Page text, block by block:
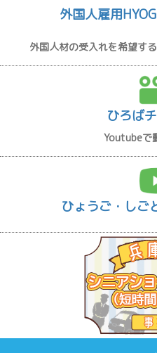
外国人雇用
外国人材の受入れを希望す
ひろば
Youtubeで
ひょうご・しご